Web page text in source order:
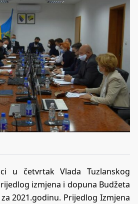
u četvrtak Vlada Tuzlanskog
izmjena i dopuna Budžeta
2021.godinu. Prijedlog Izmjena